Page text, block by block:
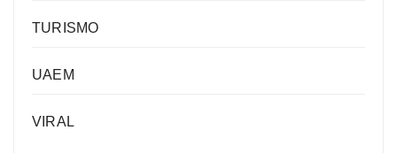
TURISMO
UAEM
VIRAL